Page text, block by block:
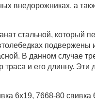
внедорожниках, а
стальной, который
В данном случае
траса и его длинну.
6х19, 7668-80 свивка